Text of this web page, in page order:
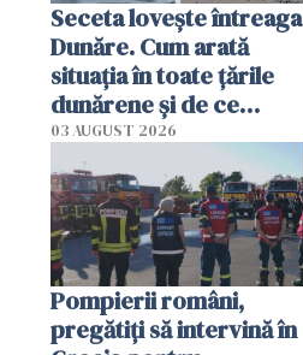
Seceta lovește întreaga
Dunăre. Cum arată
situația în toate țările
dunărene și de ce
România resimte
efectele, deși a plouat
în iulie
03 AUGUST 2026
Pompierii români,
pregătiţi să intervină în